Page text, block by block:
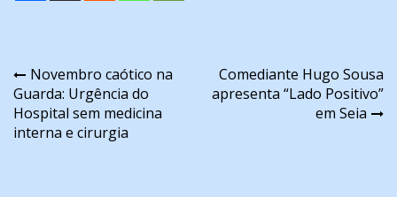
Navegação
de
artigos
Novembro caótico na
Guarda: Urgência do
Hospital sem medicina
interna e cirurgia
Comediante Hugo Sousa
apresenta “Lado Positivo”
em Seia